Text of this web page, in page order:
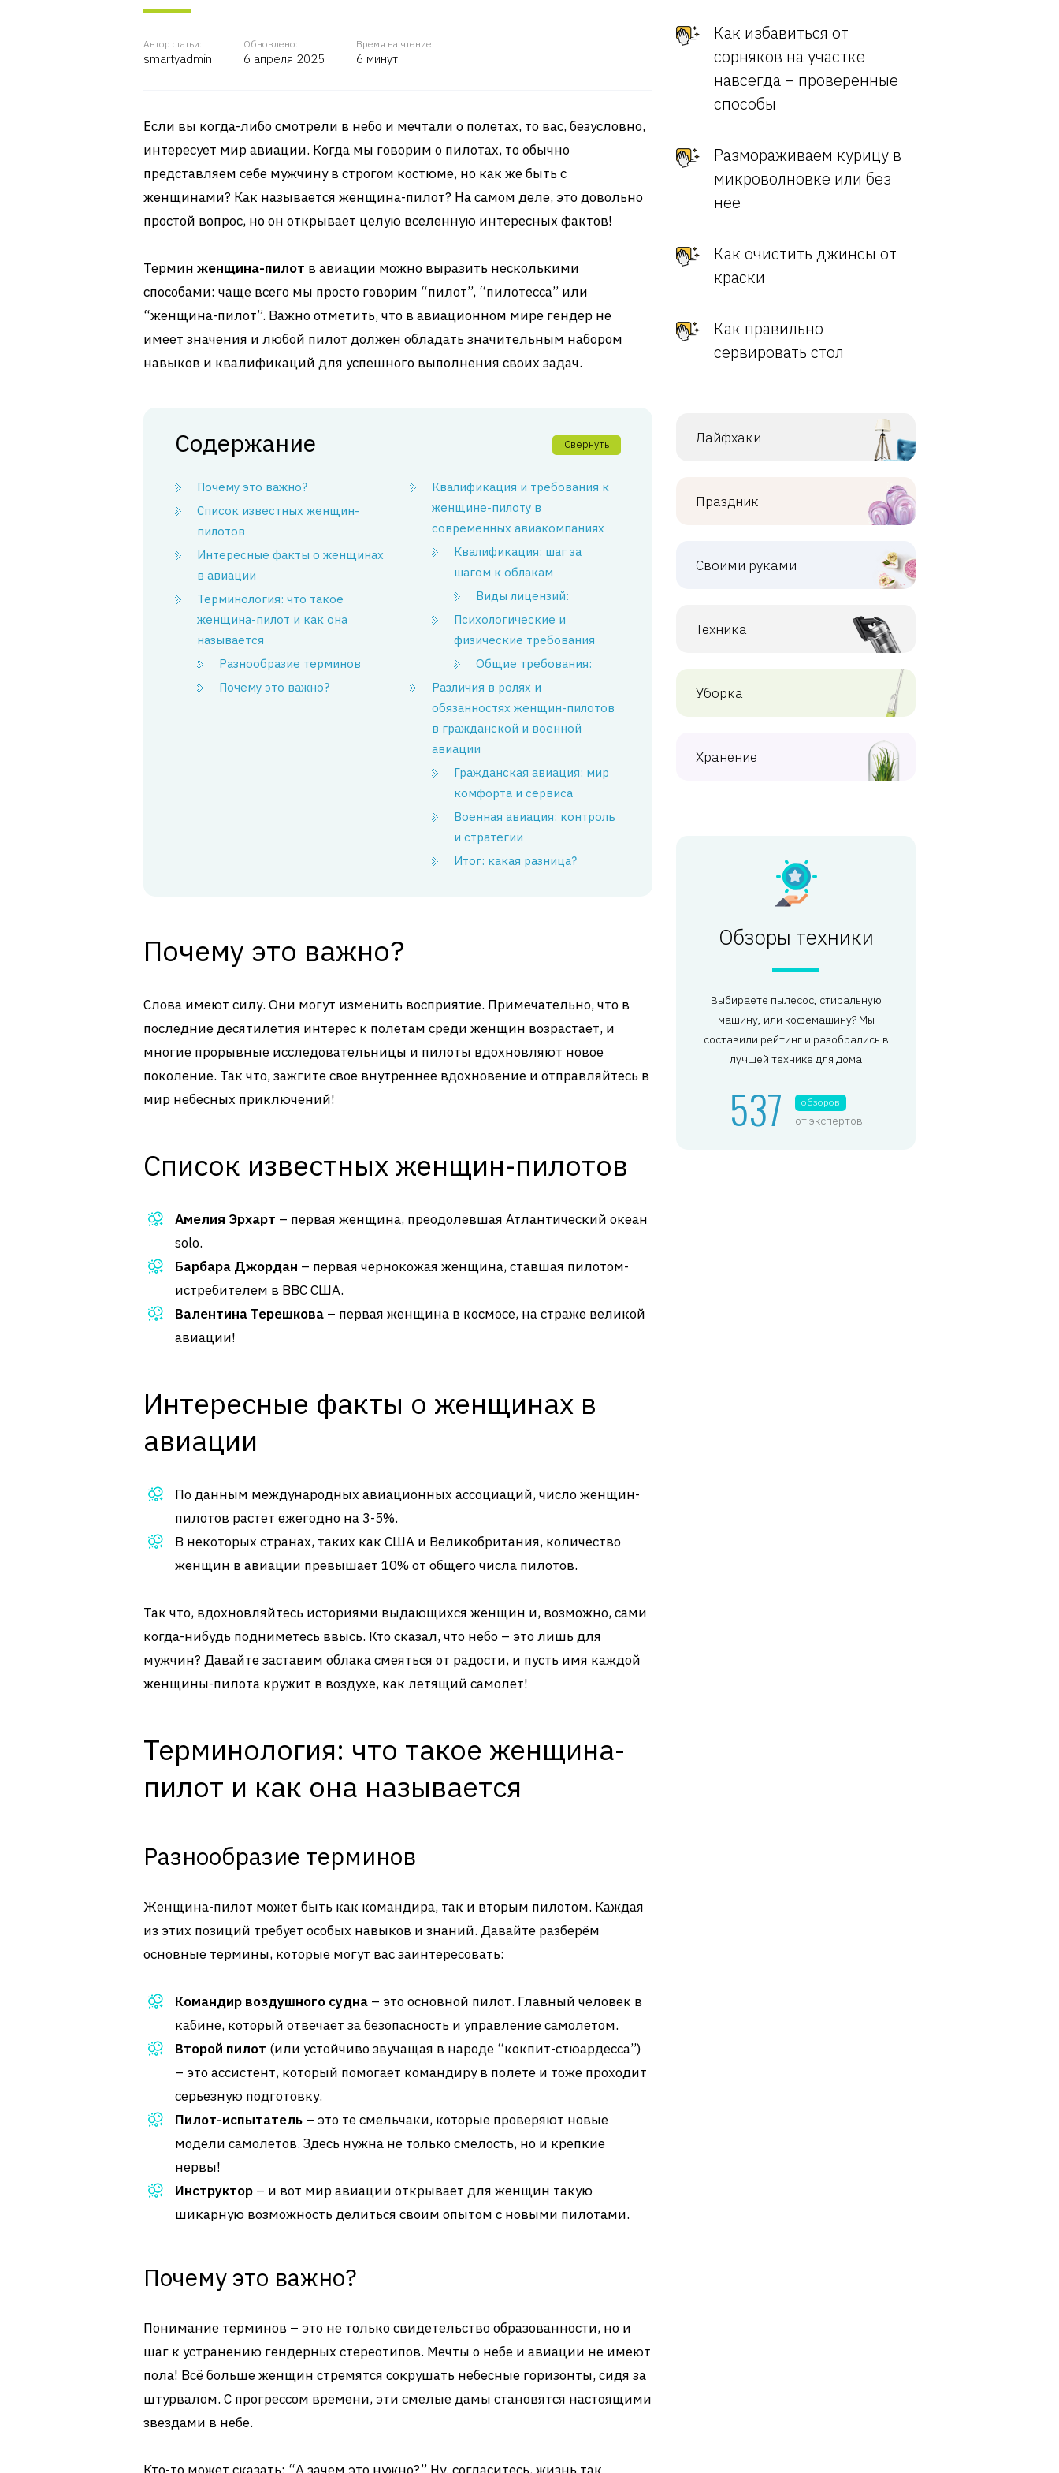
Автор статьи:
smartyadmin
Обновлено:
6 апреля 2025
Время на чтение:
6 минут
Если вы когда-либо смотрели в небо и мечтали о полетах, то вас, безусловно,
интересует мир авиации. Когда мы говорим о пилотах, то обычно
представляем себе мужчину в строгом костюме, но как же быть с
женщинами? Как называется женщина-пилот? На самом деле, это довольно
простой вопрос, но он открывает целую вселенную интересных фактов!
Термин женщина-пилот в авиации можно выразить несколькими
способами: чаще всего мы просто говорим “пилот”, “пилотесса” или
“женщина-пилот”. Важно отметить, что в авиационном мире гендер не
имеет значения и любой пилот должен обладать значительным набором
навыков и квалификаций для успешного выполнения своих задач.
Содержание Свернуть
Почему это важно?
Список известных женщин-
пилотов
Интересные факты о женщинах
в авиации
Терминология: что такое
женщина-пилот и как она
называется
Разнообразие терминов
Почему это важно?
Квалификация и требования к
женщине-пилоту в
современных авиакомпаниях
Квалификация: шаг за
шагом к облакам
Виды лицензий:
Психологические и
физические требования
Общие требования:
Различия в ролях и
обязанностях женщин-пилотов
в гражданской и военной
авиации
Гражданская авиация: мир
комфорта и сервиса
Военная авиация: контроль
и стратегии
Итог: какая разница?
Почему это важно?
Слова имеют силу. Они могут изменить восприятие. Примечательно, что в
последние десятилетия интерес к полетам среди женщин возрастает, и
многие прорывные исследовательницы и пилоты вдохновляют новое
поколение. Так что, зажгите свое внутреннее вдохновение и отправляйтесь в
мир небесных приключений!
Список известных женщин-пилотов
Амелия Эрхарт – первая женщина, преодолевшая Атлантический океан
solo.
Барбара Джордан – первая чернокожая женщина, ставшая пилотом-
истребителем в ВВС США.
Валентина Терешкова – первая женщина в космосе, на страже великой
авиации!
Интересные факты о женщинах в
авиации
По данным международных авиационных ассоциаций, число женщин-
пилотов растет ежегодно на 3-5%.
В некоторых странах, таких как США и Великобритания, количество
женщин в авиации превышает 10% от общего числа пилотов.
Так что, вдохновляйтесь историями выдающихся женщин и, возможно, сами
когда-нибудь подниметесь ввысь. Кто сказал, что небо – это лишь для
мужчин? Давайте заставим облака смеяться от радости, и пусть имя каждой
женщины-пилота кружит в воздухе, как летящий самолет!
Терминология: что такое женщина-
пилот и как она называется
Разнообразие терминов
Женщина-пилот может быть как командира, так и вторым пилотом. Каждая
из этих позиций требует особых навыков и знаний. Давайте разберём
основные термины, которые могут вас заинтересовать:
Командир воздушного судна – это основной пилот. Главный человек в
кабине, который отвечает за безопасность и управление самолетом.
Второй пилот (или устойчиво звучащая в народе “кокпит-стюардесса”)
– это ассистент, который помогает командиру в полете и тоже проходит
серьезную подготовку.
Пилот-испытатель – это те смельчаки, которые проверяют новые
модели самолетов. Здесь нужна не только смелость, но и крепкие
нервы!
Инструктор – и вот мир авиации открывает для женщин такую
шикарную возможность делиться своим опытом с новыми пилотами.
Почему это важно?
Понимание терминов – это не только свидетельство образованности, но и
шаг к устранению гендерных стереотипов. Мечты о небе и авиации не имеют
пола! Всё больше женщин стремятся сокрушать небесные горизонты, сидя за
штурвалом. С прогрессом времени, эти смелые дамы становятся настоящими
звездами в небе.
Как избавиться от
сорняков на участке
навсегда – проверенные
способы
Размораживаем курицу в
микроволновке или без
нее
Как очистить джинсы от
краски
Как правильно
сервировать стол
Лайфхаки
Праздник
Своими руками
Техника
Уборка
Хранение
Обзоры техники
Выбираете пылесос, стиральную
машину, или кофемашину? Мы
составили рейтинг и разобрались в
лучшей технике для дома
537 обзоров
от экспертов